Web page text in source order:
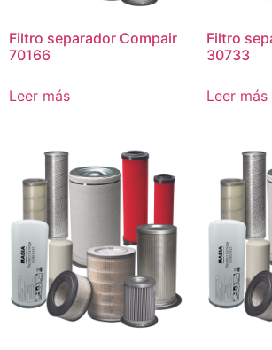
Filtro separador Compair
70166
Leer más
Filtro
30733
Leer más